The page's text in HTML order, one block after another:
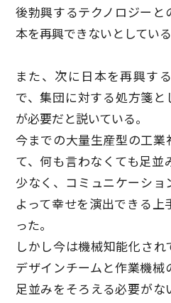
後勃興するテクノロジーと
本を再興できないとしている
また、次に日本を再興す
で、集団に対する処方箋と
が必要だと説いている。
今までの大量生産型の工業
て、何も言わなくても足
少なく、コミュニケーショ
よって幸せを演出できる
った。
しかし今は機械知能化さ
デザインチームと作業機械
足並みをそろえる必要が